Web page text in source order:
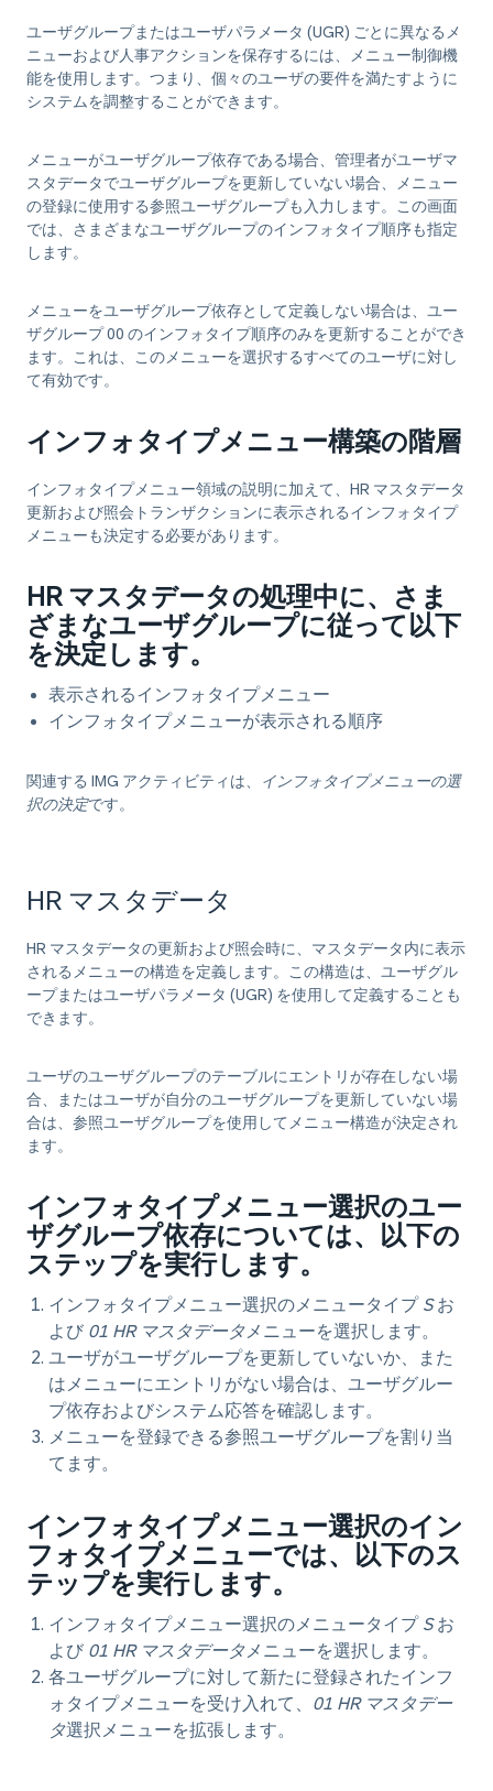
ユーザグループまたはユーザパラメータ (UGR) ごとに異なるメ
ニューおよび人事アクションを保存するには、
メニュー制御機
能を使用します。つまり、個々のユーザの要件を満たすように
システムを調整することができます。
メニューがユーザグループ依存である場合、管理者がユーザマ
スタデータでユーザグループを更新していない場合、メニュー
の登録に使用する参照ユーザグループも入力します。この画面
では、さまざまなユーザグループのインフォタイプ順序も指定
します。
メニューをユーザグループ依存として定義しない場合は、ユー
ザグループ 00 のインフォタイプ順序のみを更新することができ
ます。これは、このメニューを選択するすべてのユーザに対し
て有効です。
インフォタイプメニュー構築の階層
インフォタイプメニュー領域の説明に加えて、HR マスタデータ
更新および照会トランザクションに表示されるインフォタイプ
メニューも決定する必要があります。
HR マスタデータの処理中に、さま
ざまなユーザグループに従って以下
を決定します。
表示されるインフォタイプメニュー
インフォタイプメニューが表示される順序
関連する IMG アクティビティは、
インフォタイプメニューの選
択の決定です。
HR マスタデータ
HR マスタデータの更新および照会時に、マスタデータ内に表示
されるメニューの構造を定義します。この構造は、ユーザグル
ープまたはユーザパラメータ (UGR) を使用して定義することも
できます。
ユーザのユーザグループのテーブルにエントリが存在しない場
合、またはユーザが自分のユーザグループを更新していない場
合は、参照ユーザグループを使用してメニュー構造が決定され
ます。
インフォタイプメニュー選択のユー
ザグループ依存については、以下の
ステップを実行します。
インフォタイプメニュー選択のメニュータイプ Sお
よび 01 HR マスタデータ メニューを選択します。
ユーザがユーザグループを更新していないか、また
はメニューにエントリがない場合は、ユーザグルー
プ依存およびシステム応答を確認します。
メニューを登録できる参照ユーザグループを割り当
てます。
インフォタイプメニュー選択のイン
フォタイプメニューでは、以下のス
テップを実行します。
インフォタイプメニュー選択のメニュータイプ Sお
よび 01 HR マスタデータ メニューを選択します。
各ユーザグループに対して新たに登録されたインフ
ォタイプメニューを受け入れて、 01 HR マスタデー
タ選択メニューを拡張します。